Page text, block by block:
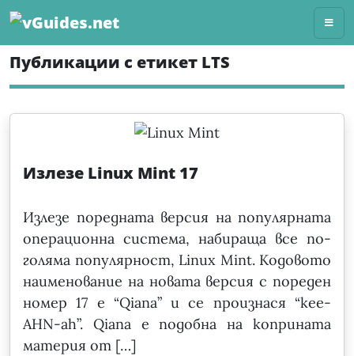
Skip
content
Публикации с етикет LTS
Излезе Linux Mint 17
Излезе поредната версия на популярната
операционна система, набираща все по-
голяма популярност, Linux Mint. Кодовото
наименование на новата версия с пореден
номер 17 е “Qiana” и се произнася “kee-
AHN-ah”. Qiana е подобна на коприната
материя от […]